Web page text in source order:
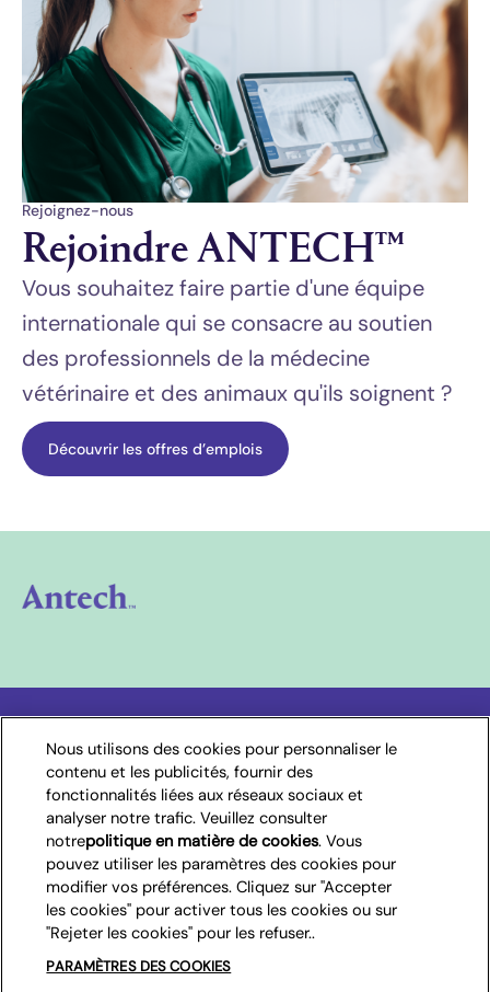
Rejoignez-nous
Rejoindre ANTECH™
Vous souhaitez faire partie d'une équipe
internationale qui se consacre au soutien
des professionnels de la médecine
vétérinaire et des animaux qu'ils soignent ?
Découvrir les offres d’emplois(opens in new window)
Conditions d’utilisation(opens in new window)
Accessibilité(opens in new window)
Cookies(opens in new window) Paramètres des cookies
Confidentialité(opens in new window)
Choisissez votre pays
Belgique
Nous utilisons des cookies pour personnaliser le
contenu et les publicités, fournir des
fonctionnalités liées aux réseaux sociaux et
analyser notre trafic. Veuillez consulter
notrepolitique en matière de cookies(opens in a new
tab)
. Vous
pouvez utiliser les paramètres des cookies pour
modifier vos préférences. Cliquez sur "Accepter
les cookies" pour activer tous les cookies ou sur
"Rejeter les cookies" pour les refuser..
PARAMÈTRES DES COOKIES